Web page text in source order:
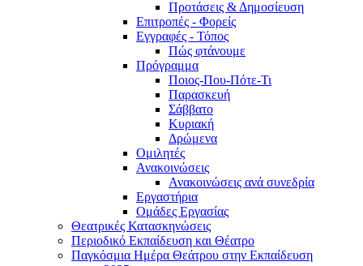
Προτάσεις & Δημοσίευση
Επιτροπές - Φορείς
Εγγραφές - Τόπος
Πώς φτάνουμε
Πρόγραμμα
Ποιος-Που-Πότε-Τι
Παρασκευή
Σάββατο
Κυριακή
Δρώμενα
Ομιλητές
Ανακοινώσεις
Ανακοινώσεις ανά συνεδρία
Εργαστήρια
Ομάδες Εργασίας
Θεατρικές Κατασκηνώσεις
Περιοδικό Εκπαίδευση και Θέατρο
Παγκόσμια Ημέρα Θεάτρου στην Εκπαίδευση